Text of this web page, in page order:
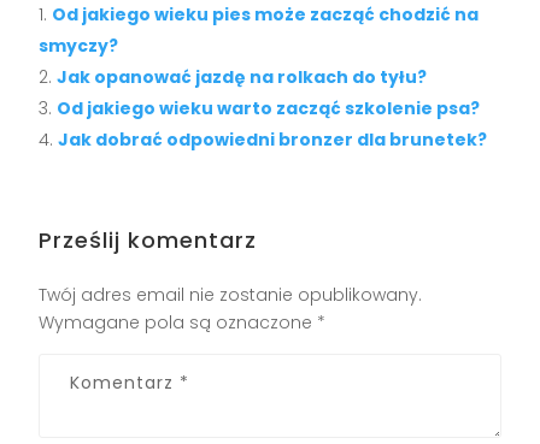
Od jakiego wieku pies może zacząć chodzić na
smyczy?
Jak opanować jazdę na rolkach do tyłu?
Od jakiego wieku warto zacząć szkolenie psa?
Jak dobrać odpowiedni bronzer dla brunetek?
Prześlij komentarz
Twój adres email nie zostanie opublikowany.
Wymagane pola są oznaczone *